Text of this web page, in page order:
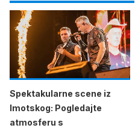
Spektakularne scene iz
Imotskog: Pogledajte
atmosferu s